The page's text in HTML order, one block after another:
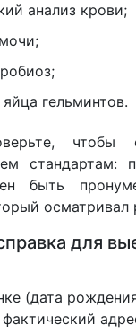
анализ крови;
гельминтов.
чтобы
стандартам:
быть
осматривал
для
(дата